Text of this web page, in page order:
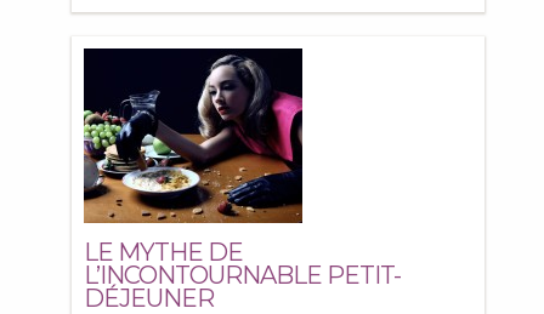
LE MYTHE DE
L’INCONTOURNABLE PETIT-
DÉJEUNER